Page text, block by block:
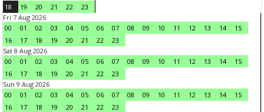
18 19 20 21 22
23
Fri 7 Aug 2026
00
01 02 03 04 05 06 07 08 09 10 11 12 13 14
15
16
17 18 19 20 21 22
23
Sat 8 Aug 2026
00
01 02 03 04 05 06 07 08 09 10 11 12 13 14
15
16
17 18 19 20 21 22
23
Sun 9 Aug 2026
00
01 02 03 04 05 06 07 08 09 10 11 12 13 14
15
16
17 18 19 20 21 22
23